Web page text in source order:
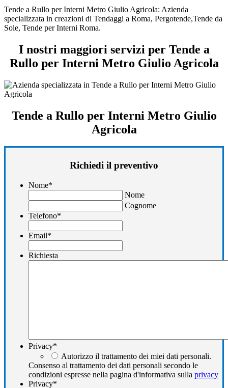
Tende a Rullo per Interni Metro Giulio Agricola: Azienda
specializzata in creazioni di Tendaggi a Roma, Pergotende,Tende da
Sole, Tende per Interni Roma.
I nostri maggiori servizi per Tende a
Rullo per Interni Metro Giulio Agricola
Tende a Rullo per Interni Metro Giulio
Agricola
Richiedi il preventivo
Nome*
Nome
Cognome
Telefono*
Email*
Richiesta
Privacy*
Autorizzo il trattamento dei miei dati personali.
Consenso al trattamento dei dati personali secondo le
condizioni espresse nella pagina d'informativa sulla privacy
Privacy*